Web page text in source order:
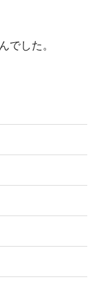
でした。